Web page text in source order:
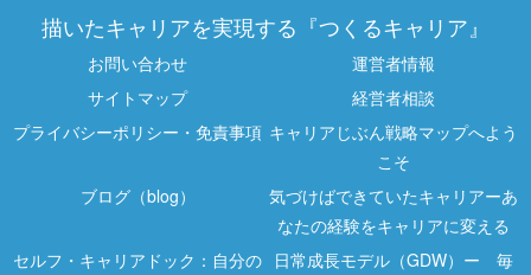
描いたキャリアを実現する『つくるキャリア』
お問い合わせ
運営者情報
サイトマップ
経営者相談
プライバシーポリシー・免責事項 キャリアじぶん戦略マップへよう
こそ
ブログ（blog）
気づけばできていたキャリアーあ
なたの経験をキャリアに変える
セルフ・キャリアドック：自分の 日常成長モデル（GDW）ー 毎